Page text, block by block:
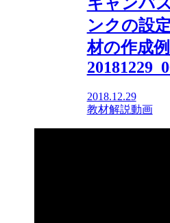
キャンバ
ンクの設
材の作成例
2018.12.29
教材解説動画